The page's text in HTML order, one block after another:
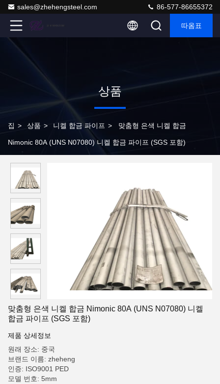
sales@zhehengsteel.com 86-577-86655372
따옴표
상품
집 > 상품 > 니켈 합금 파이프 > 맞춤형 은색 니켈 합금
Nimonic 80A (UNS N07080) 니켈 합금 파이프 (SGS 포함)
맞춤형 은색 니켈 합금 Nimonic 80A (UNS N07080) 니켈
합금 파이프 (SGS 포함)
제품 상세정보
원래 장소: 중국
브랜드 이름: zheheng
인증: ISO9001 PED
모델 번호: 5mm